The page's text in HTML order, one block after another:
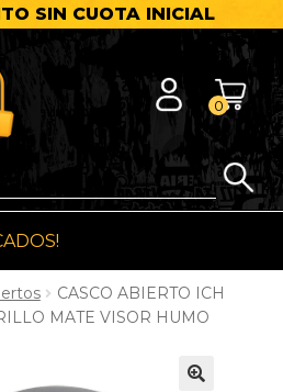
SIN CUOTA INICIAL
0
CASCO ABIERTO ICH
MATE VISOR HUMO